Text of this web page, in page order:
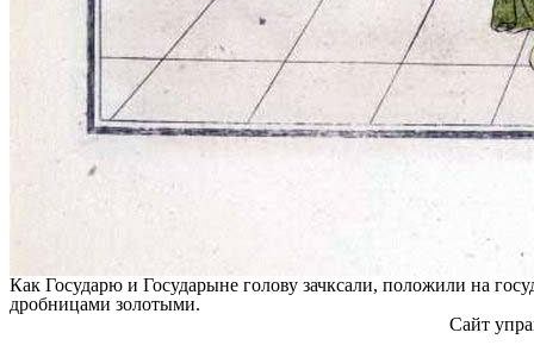
Как Государю и Государыне голову зачксали, положили на
дробницами золотыми.
Сайт